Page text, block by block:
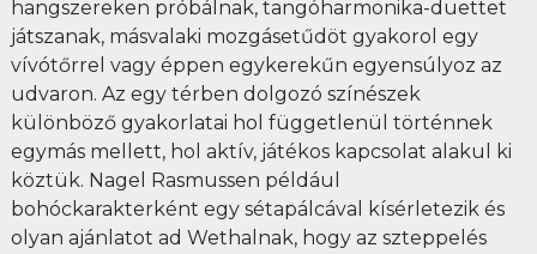
hangszereken próbálnak, tangóharmonika-duettet
játszanak, másvalaki mozgásetűdöt gyakorol egy
vívótőrrel vagy éppen egykerekűn egyensúlyoz az
udvaron. Az egy térben dolgozó színészek
különböző gyakorlatai hol függetlenül történnek
egymás mellett, hol aktív, játékos kapcsolat alakul ki
köztük. Nagel Rasmussen például
bohóckarakterként egy sétapálcával kísérletezik és
olyan ajánlatot ad Wethalnak, hogy az szteppelés